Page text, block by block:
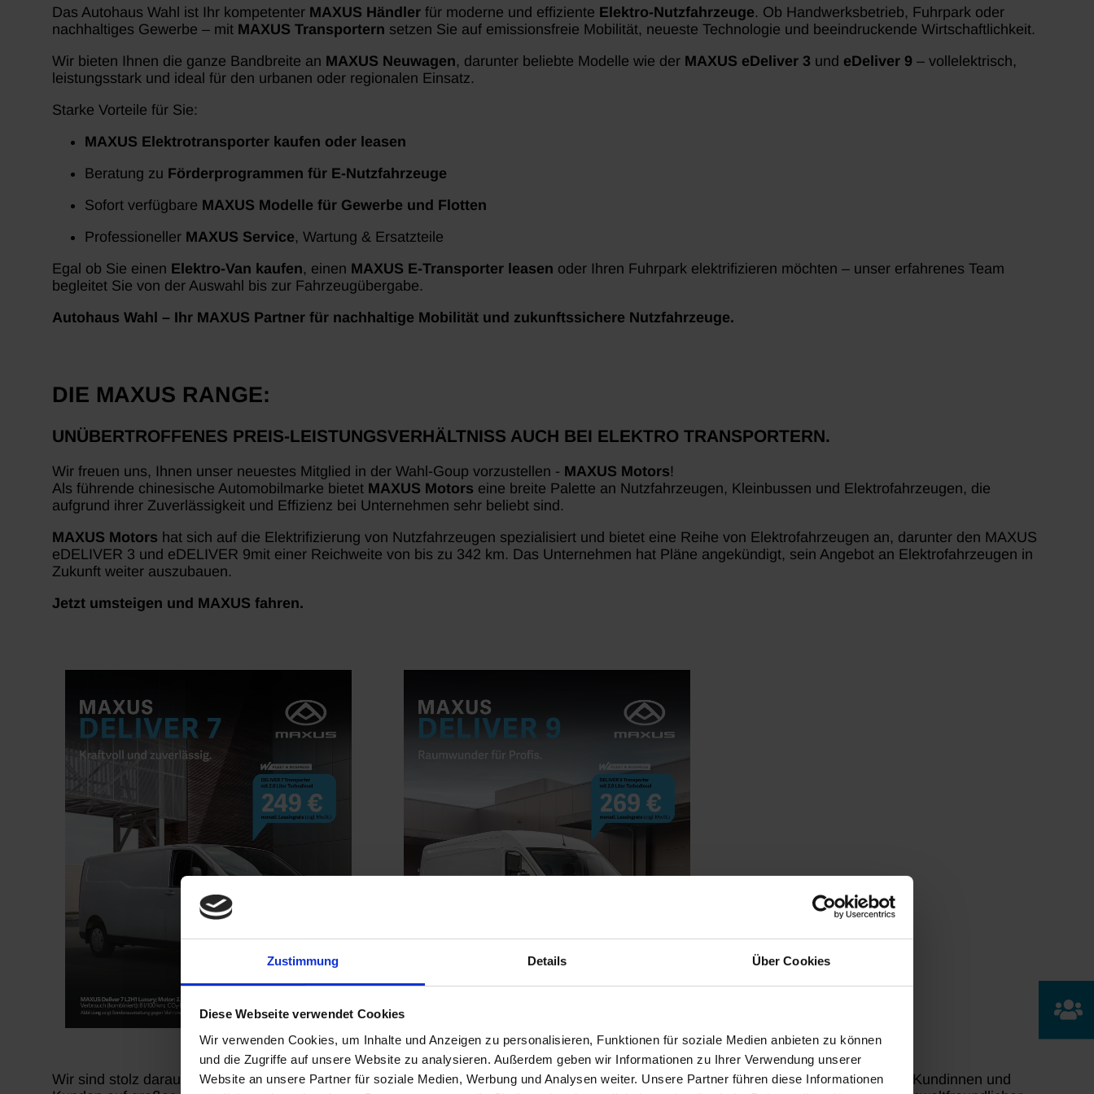
Zustimmung Details Über Cookies
Diese Webseite verwendet Cookies
Wir verwenden Cookies, um Inhalte und Anzeigen zu personalisieren, Funktionen für soziale Medien anbieten zu können
und die Zugriffe auf unsere Website zu analysieren. Außerdem geben wir Informationen zu Ihrer Verwendung unserer
Website an unsere Partner für soziale Medien, Werbung und Analysen weiter. Unsere Partner führen diese Informationen
Das Autohaus Wahl ist Ihr kompetenter MAXUS Händler für moderne und effiziente Elektro-Nutzfahrzeuge. Ob Handwerksbetrieb, Fuhrpark oder
nachhaltiges Gewerbe – mit MAXUS Transportern setzen Sie auf emissionsfreie Mobilität, neueste Technologie und beeindruckende Wirtschaftlichkeit.
Wir bieten Ihnen die ganze Bandbreite an MAXUS Neuwagen, darunter beliebte Modelle wie der MAXUS eDeliver 3 und eDeliver 9 – vollelektrisch,
leistungsstark und ideal für den urbanen oder regionalen Einsatz.
Starke Vorteile für Sie:
MAXUS Elektrotransporter kaufen oder leasen
Beratung zu Förderprogrammen für E-Nutzfahrzeuge
Sofort verfügbare MAXUS Modelle für Gewerbe und Flotten
Professioneller MAXUS Service, Wartung & Ersatzteile
Egal ob Sie einen Elektro-Van kaufen, einen MAXUS E-Transporter leasen oder Ihren Fuhrpark elektrifizieren möchten – unser erfahrenes Team
begleitet Sie von der Auswahl bis zur Fahrzeugübergabe.
Autohaus Wahl – Ihr MAXUS Partner für nachhaltige Mobilität und zukunftssichere Nutzfahrzeuge.
DIE MAXUS RANGE:
UNÜBERTROFFENES PREIS-LEISTUNGSVERHÄLTNISS AUCH BEI ELEKTRO TRANSPORTERN.
Wir freuen uns, Ihnen unser neuestes Mitglied in der Wahl-Goup vorzustellen - MAXUS Motors!
Als führende chinesische Automobilmarke bietet MAXUS Motors eine breite Palette an Nutzfahrzeugen, Kleinbussen und Elektrofahrzeugen, die
aufgrund ihrer Zuverlässigkeit und Effizienz bei Unternehmen sehr beliebt sind.
MAXUS Motors hat sich auf die Elektrifizierung von Nutzfahrzeugen spezialisiert und bietet eine Reihe von Elektrofahrzeugen an, darunter den MAXUS
eDELIVER 3 und eDELIVER 9mit einer Reichweite von bis zu 342 km. Das Unternehmen hat Pläne angekündigt, sein Angebot an Elektrofahrzeugen in
Zukunft weiter auszubauen.
Jetzt umsteigen und MAXUS fahren.
Wir sind stolz darauf, MAXUS Motorsin unserer Autohaus-Gruppe begrüßen zu dürfen und sind sicher, dass die Marke bei unseren Kundinnen und